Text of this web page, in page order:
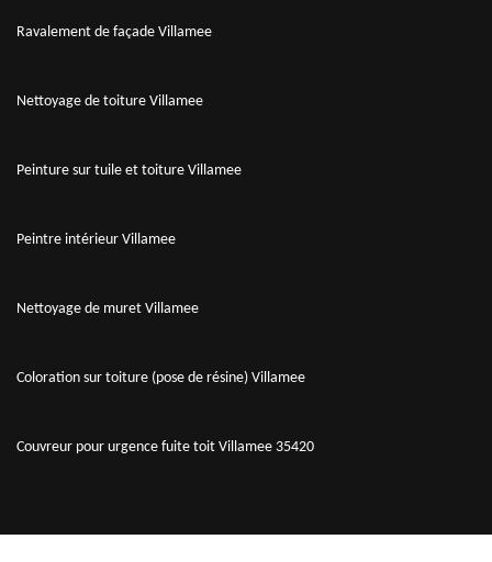
Ravalement de façade Villamee
Nettoyage de toiture Villamee
Peinture sur tuile et toiture Villamee
Peintre intérieur Villamee
Nettoyage de muret Villamee
Coloration sur toiture (pose de résine) Villamee
Couvreur pour urgence fuite toit Villamee 35420